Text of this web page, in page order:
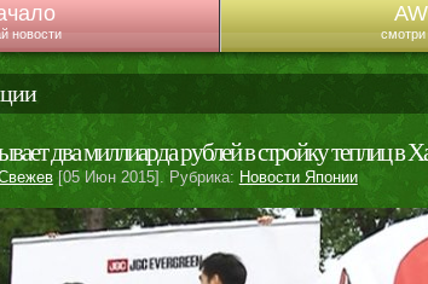
новости смотри
два миллиарда рублей в стройку теплиц в
[05 Июн 2015]. Рубрика: Новости Японии